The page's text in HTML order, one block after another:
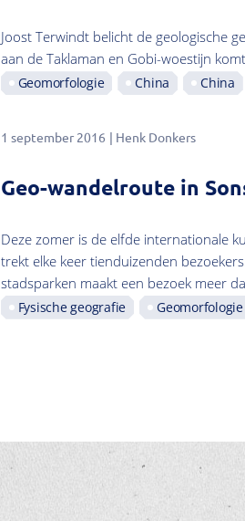
Joost Terwindt belicht de geologische
aan de Taklaman en Gobi-woestijn
Geomorfologie China China
1 september 2016 Henk Donkers
Geo-wandelroute in
Deze zomer is de elfde internationale
trekt elke keer tienduizenden
stadsparken maakt een bezoek meer
Fysische geografie Geomorfologie